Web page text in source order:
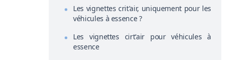
Les vignettes crit'air, uniquement pour les
véhicules à essence ?
Les vignettes cirt'air pour véhicules à
essence